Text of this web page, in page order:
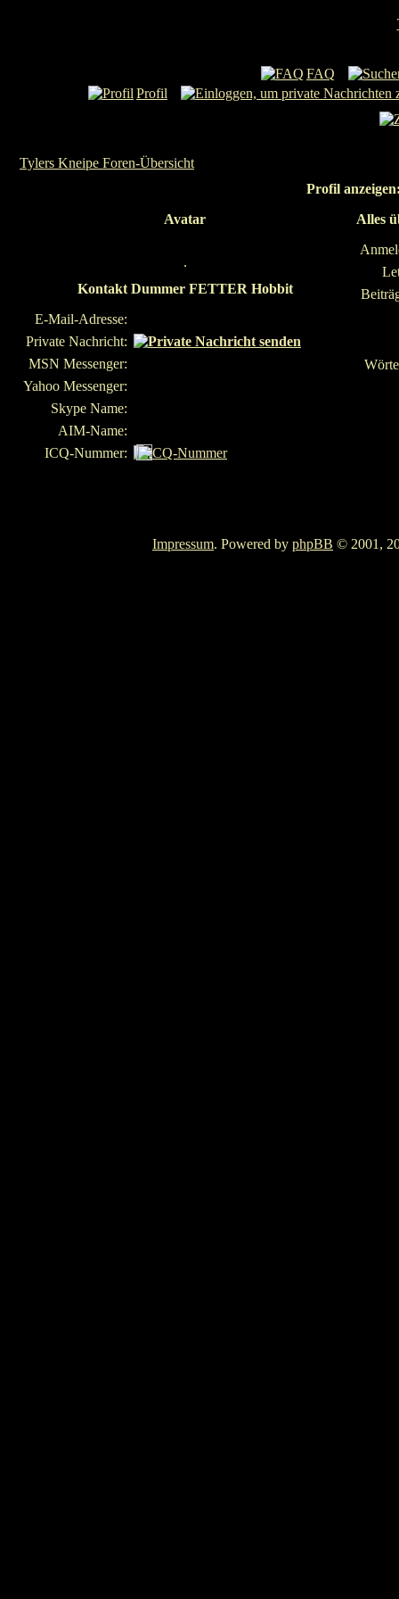
FAQ
Profil
Tylers Kneipe Foren-Übersicht
Profil
Avatar
Alles
.
Kontakt Dummer FETTER Hobbit
E-Mail-Adresse:
Private Nachricht:
MSN Messenger:
Yahoo Messenger:
Skype Name:
AIM-Name:
ICQ-Nummer:
Impressum. Powered by phpBB © 2001,